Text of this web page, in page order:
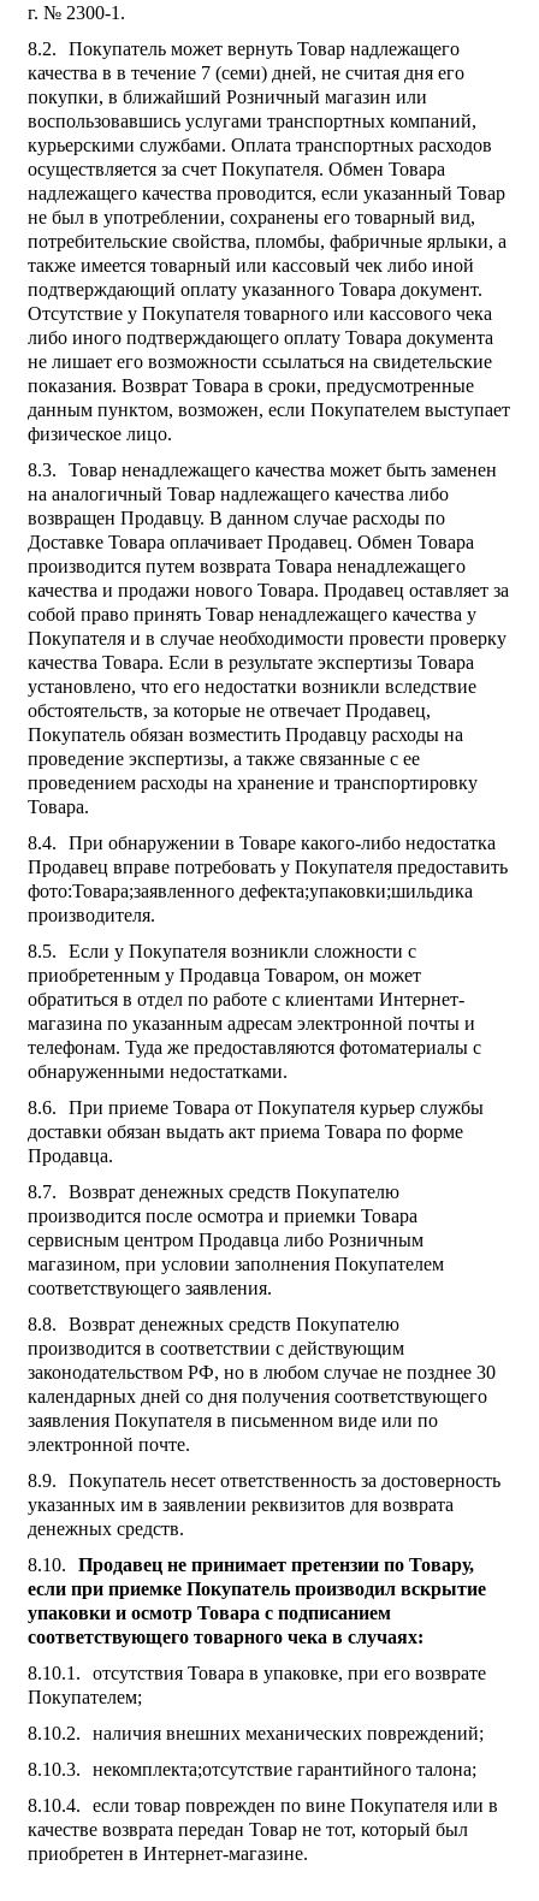
г. № 2300-1.
Покупатель может вернуть Товар надлежащего
качества в в течение 7 (семи) дней, не считая дня его
покупки, в ближайший Розничный магазин или
воспользовавшись услугами транспортных компаний,
курьерскими службами. Оплата транспортных расходов
осуществляется за счет Покупателя. Обмен Товара
надлежащего качества проводится, если указанный Товар
не был в употреблении, сохранены его товарный вид,
потребительские свойства, пломбы, фабричные ярлыки, а
также имеется товарный или кассовый чек либо иной
подтверждающий оплату указанного Товара документ.
Отсутствие у Покупателя товарного или кассового чека
либо иного подтверждающего оплату Товара документа
не лишает его возможности ссылаться на свидетельские
показания. Возврат Товара в сроки, предусмотренные
данным пунктом, возможен, если Покупателем выступает
физическое лицо.
Товар ненадлежащего качества может быть заменен
на аналогичный Товар надлежащего качества либо
возвращен Продавцу. В данном случае расходы по
Доставке Товара оплачивает Продавец. Обмен Товара
производится путем возврата Товара ненадлежащего
качества и продажи нового Товара. Продавец оставляет за
собой право принять Товар ненадлежащего качества у
Покупателя и в случае необходимости провести проверку
качества Товара. Если в результате экспертизы Товара
установлено, что его недостатки возникли вследствие
обстоятельств, за которые не отвечает Продавец,
Покупатель обязан возместить Продавцу расходы на
проведение экспертизы, а также связанные с ее
проведением расходы на хранение и транспортировку
Товара.
При обнаружении в Товаре какого-либо недостатка
Продавец вправе потребовать у Покупателя предоставить
фото:Товара;заявленного дефекта;упаковки;шильдика
производителя.
Если у Покупателя возникли сложности с
приобретенным у Продавца Товаром, он может
обратиться в отдел по работе с клиентами Интернет-
магазина по указанным адресам электронной почты и
телефонам. Туда же предоставляются фотоматериалы с
обнаруженными недостатками.
При приеме Товара от Покупателя курьер службы
доставки обязан выдать акт приема Товара по форме
Продавца.
Возврат денежных средств Покупателю
производится после осмотра и приемки Товара
сервисным центром Продавца либо Розничным
магазином, при условии заполнения Покупателем
соответствующего заявления.
Возврат денежных средств Покупателю
производится в соответствии с действующим
законодательством РФ, но в любом случае не позднее 30
календарных дней со дня получения соответствующего
заявления Покупателя в письменном виде или по
электронной почте.
Покупатель несет ответственность за достоверность
указанных им в заявлении реквизитов для возврата
денежных средств.
Продавец не принимает претензии по Товару,
если при приемке Покупатель производил вскрытие
упаковки и осмотр Товара с подписанием
соответствующего товарного чека в случаях:
отсутствия Товара в упаковке, при его возврате
Покупателем;
наличия внешних механических повреждений;
некомплекта;отсутствие гарантийного талона;
если товар поврежден по вине Покупателя или в
качестве возврата передан Товар не тот, который был
приобретен в Интернет-магазине.